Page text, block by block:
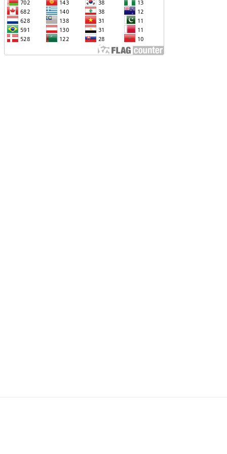
ՌՈՒՍ-ՀԱՅԿԱԿԱՆ
ՎԵՐԱԲԵՐՈՂ
ԱԴՐԲԵՋԱՆԻ ՆԿԱՏՄԱՄԲ
ՊՐԱԿՏԻԿԱՅԻՆ